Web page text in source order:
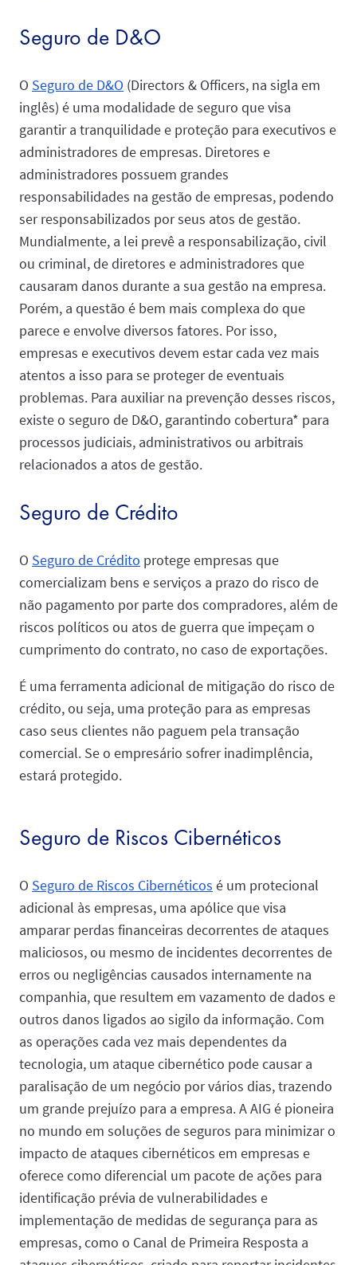
Seguro de D&O
O Seguro de D&O (Directors & Officers, na sigla em
inglês) é uma modalidade de seguro que visa
garantir a tranquilidade e proteção para executivos e
administradores de empresas. Diretores e
administradores possuem grandes
responsabilidades na gestão de empresas, podendo
ser responsabilizados por seus atos de gestão.
Mundialmente, a lei prevê a responsabilização, civil
ou criminal, de diretores e administradores que
causaram danos durante a sua gestão na empresa.
Porém, a questão é bem mais complexa do que
parece e envolve diversos fatores. Por isso,
empresas e executivos devem estar cada vez mais
atentos a isso para se proteger de eventuais
problemas. Para auxiliar na prevenção desses riscos,
existe o seguro de D&O, garantindo cobertura* para
processos judiciais, administrativos ou arbitrais
relacionados a atos de gestão.
Seguro de Crédito
O Seguro de Crédito protege empresas que
comercializam bens e serviços a prazo do risco de
não pagamento por parte dos compradores, além de
riscos políticos ou atos de guerra que impeçam o
cumprimento do contrato, no caso de exportações.
É uma ferramenta adicional de mitigação do risco de
crédito, ou seja, uma proteção para as empresas
caso seus clientes não paguem pela transação
comercial. Se o empresário sofrer inadimplência,
estará protegido.
Seguro de Riscos Cibernéticos
O Seguro de Riscos Cibernéticos é um protecional
adicional às empresas, uma apólice que visa
amparar perdas financeiras decorrentes de ataques
maliciosos, ou mesmo de incidentes decorrentes de
erros ou negligências causados internamente na
companhia, que resultem em vazamento de dados e
outros danos ligados ao sigilo da informação. Com
as operações cada vez mais dependentes da
tecnologia, um ataque cibernético pode causar a
paralisação de um negócio por vários dias, trazendo
um grande prejuízo para a empresa. A AIG é pioneira
no mundo em soluções de seguros para minimizar o
impacto de ataques cibernéticos em empresas e
oferece como diferencial um pacote de ações para
identificação prévia de vulnerabilidades e
implementação de medidas de segurança para as
empresas, como o Canal de Primeira Resposta a